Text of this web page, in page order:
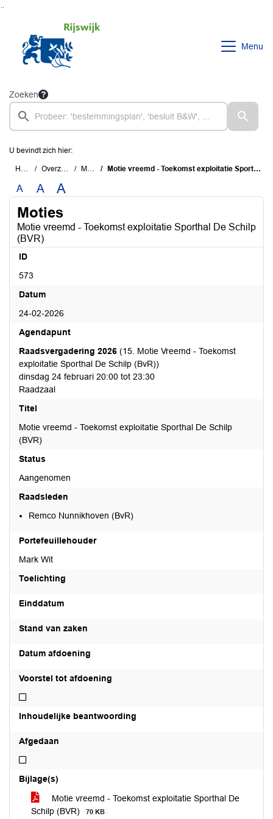
Menu
Zoeken
U bevindt zich hier:
Home Overzichten Moties Motie vreemd - Toekomst exploitatie Sporthal De Schilp (BVR)
A A A
Moties
Motie vreemd - Toekomst exploitatie Sporthal De Schilp
(BVR)
ID
573
Datum
24-02-2026
Agendapunt
Raadsvergadering 2026 (15. Motie Vreemd - Toekomst
exploitatie Sporthal De Schilp (BvR))
dinsdag 24 februari 20:00 tot 23:30
Raadzaal
Titel
Motie vreemd - Toekomst exploitatie Sporthal De Schilp
(BVR)
Status
Aangenomen
Raadsleden
Remco Nunnikhoven (BvR)
Portefeuillehouder
Mark Wit
Toelichting
Einddatum
Stand van zaken
Datum afdoening
Voorstel tot afdoening
Niet voorstel tot afdoening
Inhoudelijke beantwoording
Afgedaan
Niet afgedaan
Bijlage(s)
Motie vreemd - Toekomst exploitatie Sporthal De
Schilp (BVR)
70 KB